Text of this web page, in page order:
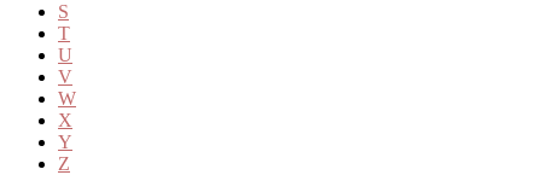
S
T
U
V
W
X
Y
Z